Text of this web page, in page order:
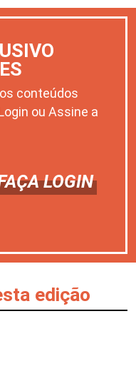
conteúdos
ou Assine a
LOGIN
edição